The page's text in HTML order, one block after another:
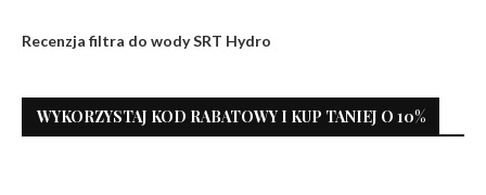
Recenzja filtra do wody SRT Hydro
WYKORZYSTAJ KOD RABATOWY I KUP TANIEJ O 10%